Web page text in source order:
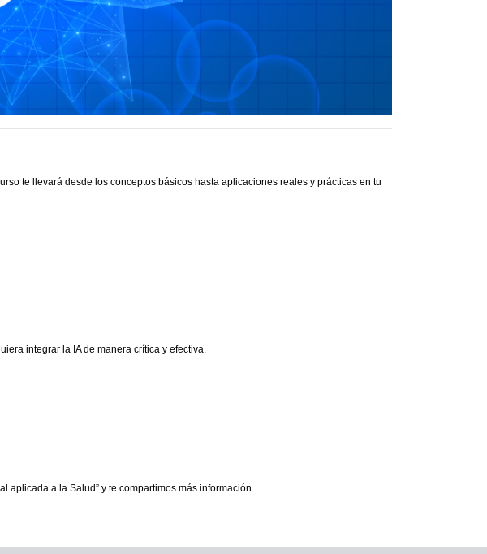
te llevará desde los conceptos básicos hasta aplicaciones reales y prácticas en tu
integrar la IA de manera crítica y efectiva.
aplicada a la Salud” y te compartimos más información.